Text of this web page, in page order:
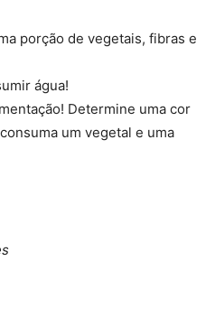
porção de vegetais, fibras e
água!
Determine uma cor
um vegetal e uma